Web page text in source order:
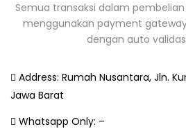
Semua transaksi dalam
menggunakan payment
dengan auto
Address: Rumah Nusantara, Jln.
Jawa Barat
Whatsapp Only: –